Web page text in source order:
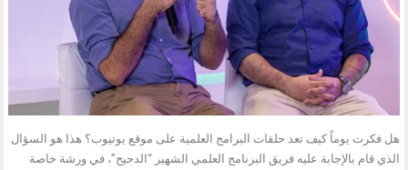
هل فكرت يوماً كيف تعد حلقات البرامج العلمية على موقع يوتيوب؟ هذا هو السؤال
الذي قام بالإجابة عليه فريق البرنامج العلمي الشهير “الدحيح”، في ورشة خاصة